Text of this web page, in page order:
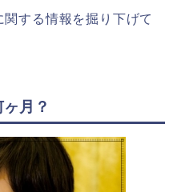
する情報を掘り下げて
月？